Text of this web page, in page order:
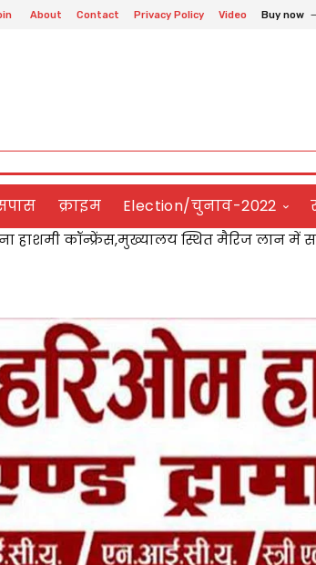
About Contact Privacy Policy Video Buy now
क्राइम Election/चुनाव-2022
हाशमी कॉन्फ्रेंस,मुख्यालय स्थित मैरिज लान में
बिजली का तार बना खतरा,बोले जेई जल्द होगा